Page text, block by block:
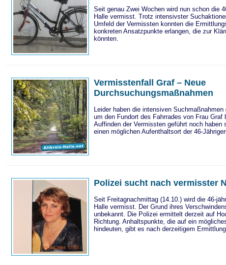
Seit genau Zwei Wochen wird nun schon die
Halle vermisst. Trotz intensivster
Umfeld der Vermissten konnten die
konkreten Ansatzpunkte erlangen, die zur
könnten.
Vermisstenfall Graf – Neue
Durchsuchungsmaßnahmen
Leider haben die intensiven Suchmaßnahmen
um den Fundort des Fahrrades von Frau Graf
Auffinden der Vermissten geführt noch haben
einen möglichen Aufenthaltsort der 46-
Polizei sucht nach vermisster
Seit Freitagnachmittag (14.10.) wird die 46-
Halle vermisst. Der Grund ihres
unbekannt. Die Polizei ermittelt derzeit auf
Richtung. Anhaltspunkte, die auf ein
hindeuten, gibt es nach derzeitigem